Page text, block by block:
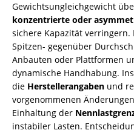
Gewichtsungleichgewicht
konzentrierte oder
sichere Kapazität
Spitzen- gegenüber
Anbauten oder Plattformen
dynamische Handhabung.
die Herstellerangaben und
vorgenommenen
Einhaltung der
instabiler Lasten.